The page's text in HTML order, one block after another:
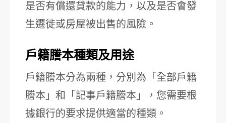
是否有償還貸款的能力，以及是否會發
生遷徙或房屋被出售的風險。
戶籍謄本種類及用途
戶籍謄本分為兩種，分別為「全部戶籍
謄本」和「記事戶籍謄本」，您需要根
據銀行的要求提供適當的種類。